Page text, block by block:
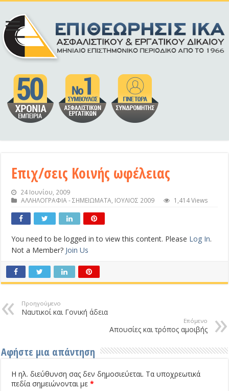
Επιχ/σεις Κοινής ωφέλειας
24 Ιουνίου, 2009
ΑΛΛΗΛΟΓΡΑΦΙΑ - ΣΗΜΕΙΩΜΑΤΑ, ΙΟΥΛΙΟΣ 2009 1,414 Views
You need to be logged in to view this content. Please Log In.
Not a Member? Join Us
Προηγούμενο
Ναυτικοί και Γονική άδεια
Επόμενο
Απουσίες και τρόπος αμοιβής
Αφήστε μια απάντηση
Η ηλ. διεύθυνση σας δεν δημοσιεύεται. Τα υποχρεωτικά
πεδία σημειώνονται με*